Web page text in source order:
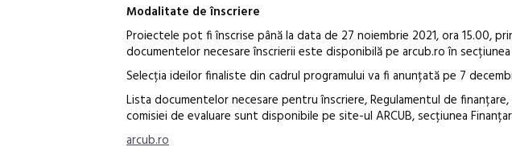
Modalitate de înscriere
Proiectele pot fi înscrise până la data de 27 noiembrie 2021, ora 15.00,
documentelor necesare înscrierii este disponibilă pe arcub.ro în
Selecția ideilor finaliste din cadrul programului va fi anunțată pe 7
Lista documentelor necesare pentru înscriere, Regulamentul de
comisiei de evaluare sunt disponibile pe site-ul ARCUB, secțiunea
arcub.ro